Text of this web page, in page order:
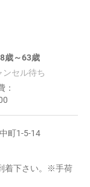
歳～63歳
ンセル待ち
：
町1-5-14
着下さい。※手荷